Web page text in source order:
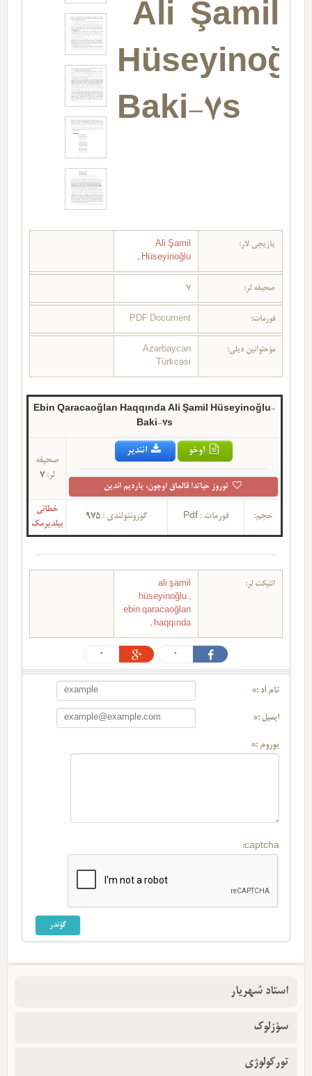
Ali Şamil
Baki-7s
یازیچی لار:
Ali Şamil
Hüseyinoğlu
,
صحیفه لر: 7
فورمات: PDF Document
مؤحتوانین دیلی:
Azərbaycan
Türkcəsi
Ebin Qaracaoğlan Haqqında Ali Şamil Hüseyinoğlu-
Baki-7s
اوخو ائندیر
توروز حیاتدا قالماق اوچون، یاردیم ائدین
صحیفه
لر: 7
حجم: فورمات :Pdf گؤرونتولندی : 975
خطانی
بیلدیرمک
ائتیکت لر:
ali şamil
hüseyinoğlu ,
ebin qaracaoğlan
haqqında
,
0
0
تام آد :*
ایمیل :*
یوروم :*
captcha:
استاد شهریار
سؤزلوک
تورکولوژی